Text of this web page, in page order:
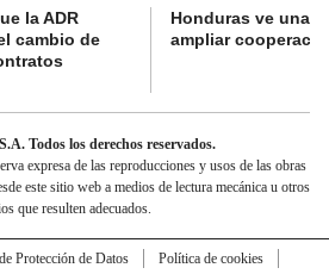
la ADR
cambio de
Honduras ve una
ampliar
Todos los derechos reservados.
expresa de las reproducciones y usos de las obras
este sitio web a medios de lectura mecánica u otros
que resulten adecuados.
Protección de Datos
Política de cookies